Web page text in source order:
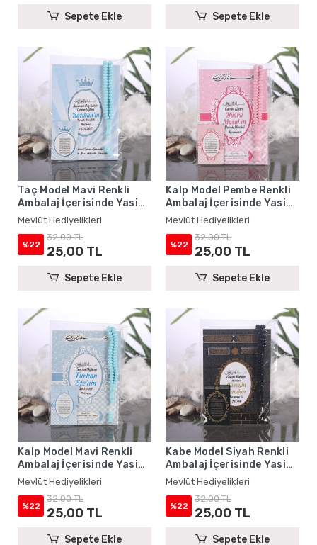
Sepete Ekle Sepete Ekle
Taç Model Mavi Renkli
Ambalaj İçerisinde Yasin
Kitabı, Magnet ve Tesbih -
Mevlüt Hediyelikleri
Mevlüt Hediyelikleri
%22
32,00 TL
25,00 TL
Sepete Ekle
Kalp Model Pembe Renkli
Ambalaj İçerisinde Yasin
Kitabı, Magnet ve Tesbih -
Mevlüt Hediyelikleri
Mevlüt Hediyelikleri
%22
32,00 TL
25,00 TL
Sepete Ekle
Kalp Model Mavi Renkli
Ambalaj İçerisinde Yasin
Kitabı, Magnet ve Tesbih -
Mevlüt Hediyelikleri
Mevlüt Hediyelikleri
%22
32,00 TL
25,00 TL
Sepete Ekle
Kabe Model Siyah Renkli
Ambalaj İçerisinde Yasin
Kitabı, Magnet ve Tesbih -
Mevlüt Hediyelikleri
Mevlüt Hediyelikleri
%22
32,00 TL
25,00 TL
Sepete Ekle